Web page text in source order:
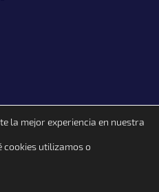
| Todos los derechos reservados.
de privacidad y cookies
la mejor experiencia en nuestra
cookies utilizamos o